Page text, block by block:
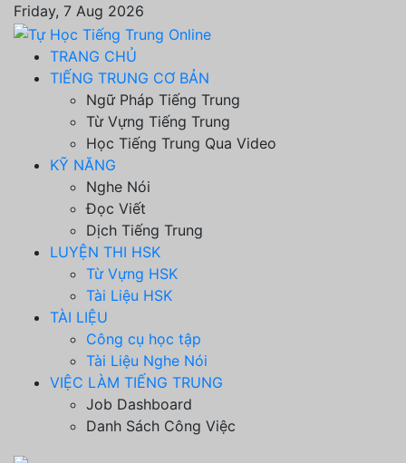
Friday, 7 Aug 2026
TRANG CHỦ
TIẾNG TRUNG CƠ BẢN
Ngữ Pháp Tiếng Trung
Từ Vựng Tiếng Trung
Học Tiếng Trung Qua Video
KỸ NĂNG
Nghe Nói
Đọc Viết
Dịch Tiếng Trung
LUYỆN THI HSK
Từ Vựng HSK
Tài Liệu HSK
TÀI LIỆU
Công cụ học tập
Tài Liệu Nghe Nói
VIỆC LÀM TIẾNG TRUNG
Job Dashboard
Danh Sách Công Việc